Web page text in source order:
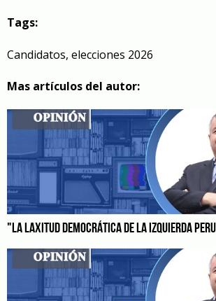
Tags:
Candidatos, elecciones 2026
Mas artículos del autor:
"LA LAXITUD DEMOCRÁTICA DE LA IZQUIERDA